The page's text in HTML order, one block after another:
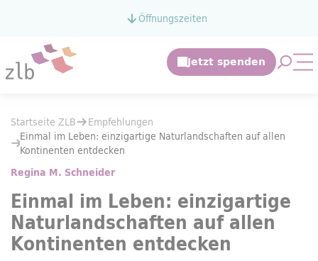
Zum Hauptinhalt springenÖffnungszeiten
Empfehlungen
Einmal im Leben: einzigartige Naturlandschaften auf allen
Sie befinden sich hier:
Startseite ZLB
Empfehlungen
Einmal im Leben: einzigartige Naturlandschaften auf allen
Kontinenten entdecken
Regina M. Schneider
Einmal im Leben: einzigartige
Naturlandschaften auf allen
Kontinenten entdecken